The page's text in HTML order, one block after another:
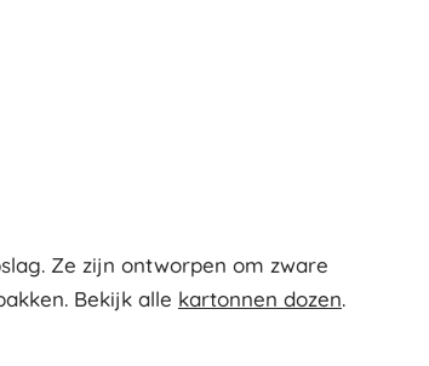
Ze zijn ontworpen om zware
Bekijk alle kartonnen dozen.